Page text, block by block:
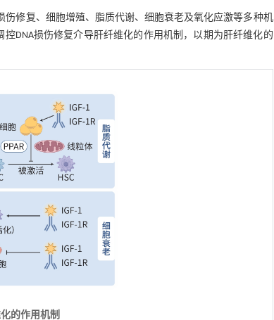
伤修复、细胞增殖、脂质代谢、细胞衰老及氧化应激等多种机
控DNA损伤修复介导肝纤维化的作用机制，以期为肝纤维化的
的作用机制